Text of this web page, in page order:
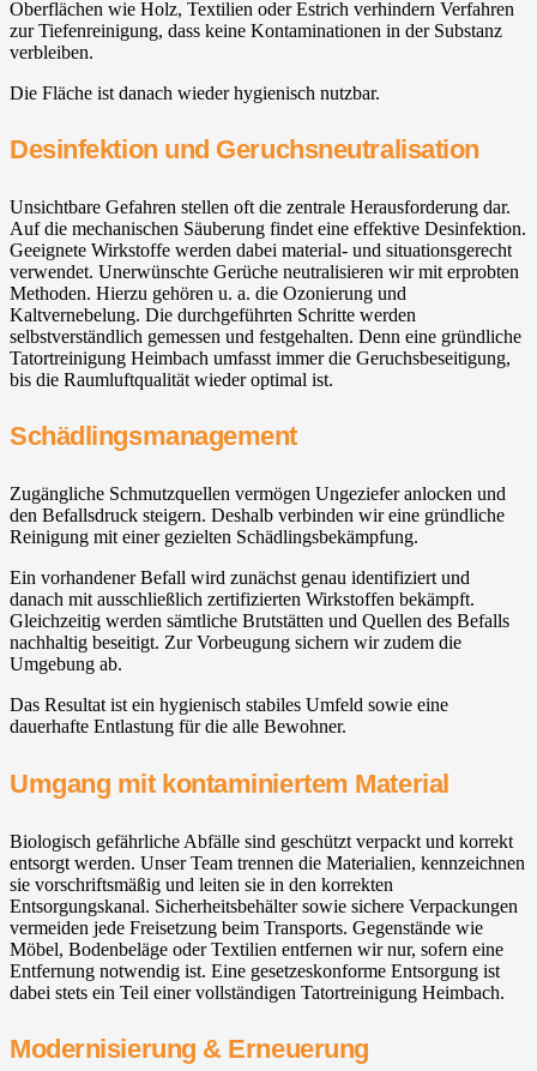
Oberflächen wie Holz, Textilien oder Estrich verhindern Verfahren
zur Tiefenreinigung, dass keine Kontaminationen in der Substanz
verbleiben.
Die Fläche ist danach wieder hygienisch nutzbar.
Desinfektion und Geruchsneutralisation
Unsichtbare Gefahren stellen oft die zentrale Herausforderung dar.
Auf die mechanischen Säuberung findet eine effektive Desinfektion.
Geeignete Wirkstoffe werden dabei material- und situationsgerecht
verwendet. Unerwünschte Gerüche neutralisieren wir mit erprobten
Methoden. Hierzu gehören u. a. die Ozonierung und
Kaltvernebelung. Die durchgeführten Schritte werden
selbstverständlich gemessen und festgehalten. Denn eine gründliche
Tatortreinigung Heimbach umfasst immer die Geruchsbeseitigung,
bis die Raumluftqualität wieder optimal ist.
Schädlingsmanagement
Zugängliche Schmutzquellen vermögen Ungeziefer anlocken und
den Befallsdruck steigern. Deshalb verbinden wir eine gründliche
Reinigung mit einer gezielten Schädlingsbekämpfung.
Ein vorhandener Befall wird zunächst genau identifiziert und
danach mit ausschließlich zertifizierten Wirkstoffen bekämpft.
Gleichzeitig werden sämtliche Brutstätten und Quellen des Befalls
nachhaltig beseitigt. Zur Vorbeugung sichern wir zudem die
Umgebung ab.
Das Resultat ist ein hygienisch stabiles Umfeld sowie eine
dauerhafte Entlastung für die alle Bewohner.
Umgang mit kontaminiertem Material
Biologisch gefährliche Abfälle sind geschützt verpackt und korrekt
entsorgt werden. Unser Team trennen die Materialien, kennzeichnen
sie vorschriftsmäßig und leiten sie in den korrekten
Entsorgungskanal. Sicherheitsbehälter sowie sichere Verpackungen
vermeiden jede Freisetzung beim Transports. Gegenstände wie
Möbel, Bodenbeläge oder Textilien entfernen wir nur, sofern eine
Entfernung notwendig ist. Eine gesetzeskonforme Entsorgung ist
dabei stets ein Teil einer vollständigen Tatortreinigung Heimbach.
Modernisierung & Erneuerung